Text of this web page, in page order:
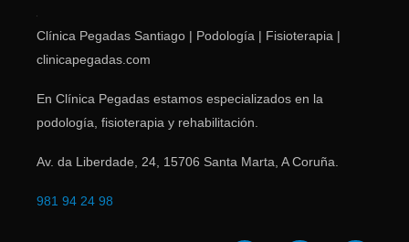
Clínica Pegadas Santiago | Podología | Fisioterapia |
clinicapegadas.com
En Clínica Pegadas estamos especializados en la
podología, fisioterapia y rehabilitación.
Av. da Liberdade, 24 15706 Santa Marta A Coruña
981 94 24 98